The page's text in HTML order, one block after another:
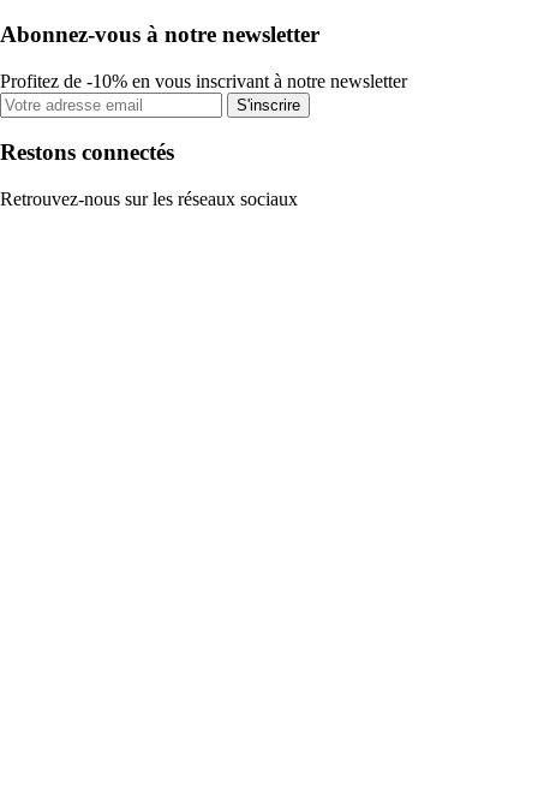
Abonnez-vous à notre newsletter
Profitez de -10% en vous inscrivant à notre newsletter
S'inscrire
Restons connectés
Retrouvez-nous sur les réseaux sociaux